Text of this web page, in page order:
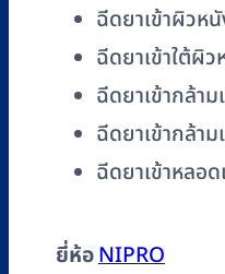
ฉีดยาเข้าผิวห
ฉีดยาเข้าใต้ผิ
ฉีดยาเข้ากล้า
ฉีดยาเข้ากล้า
ฉีดยาเข้าหลอ
ยี่ห้อNIPRO